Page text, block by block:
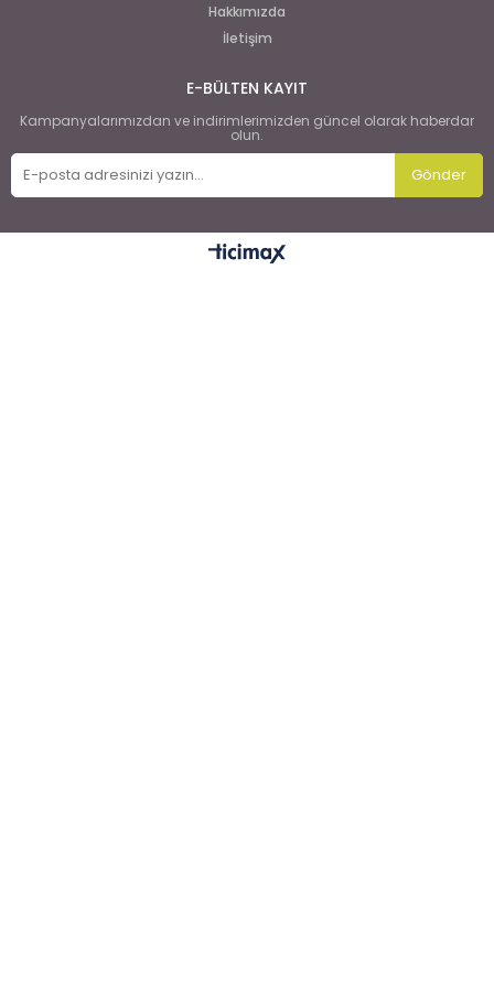
Hakkımızda
İletişim
E-BÜLTEN KAYIT
Kampanyalarımızdan ve indirimlerimizden güncel olarak haberdar
olun.
Gönder